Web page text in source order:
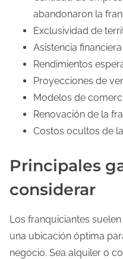
abandonaron la
Exclusividad de
Asistencia
Rendimientos
Proyecciones de
Modelos de
Renovación de la
Costos ocultos de
Principales
considerar
Los franquiciantes
una ubicación óptima
negocio. Sea alquiler o